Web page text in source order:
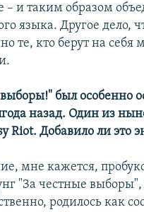
и таким образом
языка. Другое дело,
те, кто берут на
был особенно
назад. Один из
Riot. Добавило ли это
мне кажется,
"За честные выборы",
родилось как